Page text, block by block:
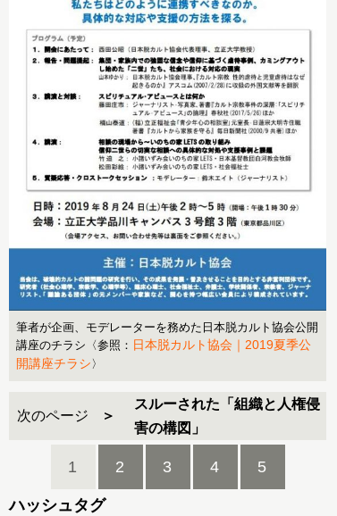
筆者が企画、モデレーターを務めた日本脱カルト協会公開
講座のチラシ〈参照： 日本脱カルト協会｜2019夏季公
開講座チラシ 〉
次のページ
スルーされた「組織と人権侵
害の構図」
1 2 3 4 5
ハッシュタグ